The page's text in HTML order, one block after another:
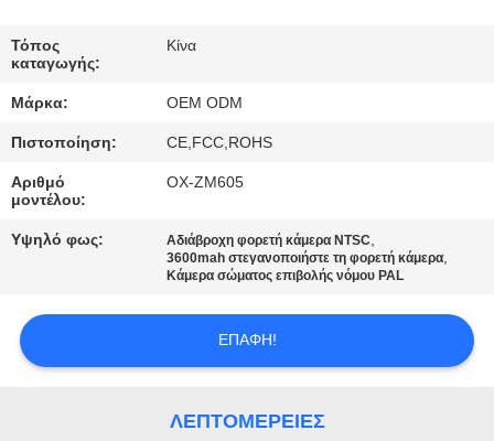
ΕΠΙΣΚΈΨΕΙΣ
ΣΤΟ
ΈΛΕΓΧΟΣ
ΠΟΙΌΤΗΤΑΣ
ΜΑΖΊ
ΜΑΣ
Τόπος
καταγωγής:
Κίνα
Μάρκα: OEM ODM
Πιστοποίηση: CE,FCC,ROHS
Αριθμό
μοντέλου:
OX-ZM605
Υψηλό φως: Αδιάβροχη φορετή κάμερα NTSC,
3600mah στεγανοποιήστε τη φορετή κάμερα,
Κάμερα σώματος επιβολής νόμου PAL
ΕΠΑΦΉ!
ΛΕΠΤΟΜΈΡΕΙΕΣ